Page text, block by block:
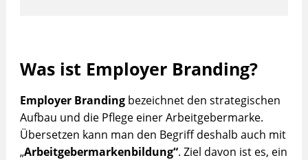
Was ist Employer Branding?
Employer Brandingbezeichnet den strategischen
Aufbau und die Pflege einer Arbeitgebermarke.
Übersetzen kann man den Begriff deshalb auch mit
„Arbeitgebermarkenbildung“. Ziel davon ist es, ein